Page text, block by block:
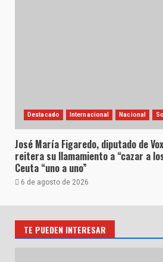
Destacado Internacional Nacional
José María Figaredo, diputado de
reitera su llamamiento a “cazar a
Ceuta “uno a uno”
6 de agosto de 2026
TE PUEDEN INTERESAR